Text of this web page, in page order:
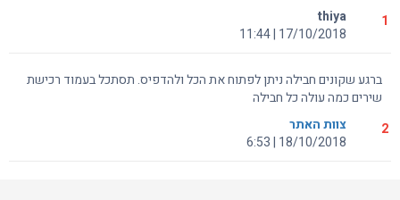
thiya
17/10/2018 | 11:44
1
ברגע שקונים חבילה ניתן לפתוח את הכל ולהדפיס. תסתכל בעמוד רכישת
שירים כמה עולה כל חבילה
צוות האתר
18/10/2018 | 6:53
2